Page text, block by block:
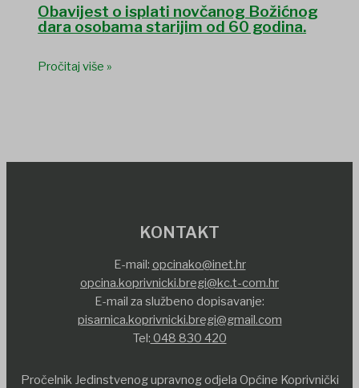
Obavijest o isplati novčanog Božićnog
dara osobama starijim od 60 godina.
Pročitaj više »
KONTAKT
E-mail: opcinako@inet.hr
opcina.koprivnicki.bregi@kc.t-com.hr
E-mail za službeno dopisavanje:
pisarnica.koprivnicki.bregi@gmail.com
Tel: 048 830 420
Pročelnik Jedinstvenog upravnog odjela Općine Koprivnički